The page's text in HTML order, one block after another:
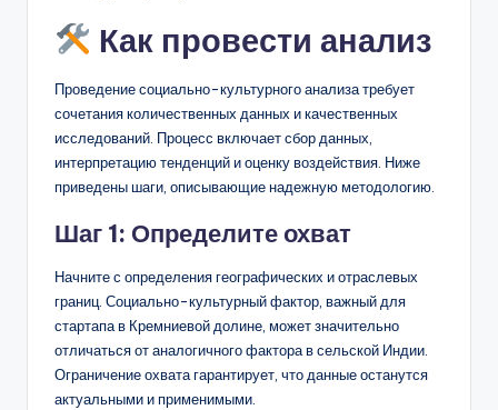
Как провести анализ
Проведение социально-культурного анализа требует
сочетания количественных данных и качественных
исследований. Процесс включает сбор данных,
интерпретацию тенденций и оценку воздействия. Ниже
приведены шаги, описывающие надежную методологию.
Шаг 1: Определите охват
Начните с определения географических и отраслевых
границ. Социально-культурный фактор, важный для
стартапа в Кремниевой долине, может значительно
отличаться от аналогичного фактора в сельской Индии.
Ограничение охвата гарантирует, что данные останутся
актуальными и применимыми.